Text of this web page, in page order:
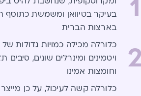
1
בעיקר בטיוואן ומשמשת כתוסף
בארצות הברית
2
כלורלה מכילה כמויות גדולות של
ויטמינים ומינרלים שונים, סיבים
וחומצות אמינו
כלורלה קשה לעיכול, על כן